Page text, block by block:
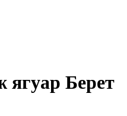
ягуар Берет